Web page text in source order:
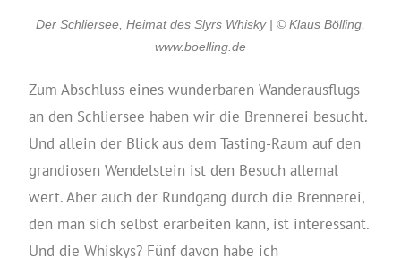
Der Schliersee, Heimat des Slyrs Whisky | © Klaus Bölling,
www.boelling.de
Zum Abschluss eines wunderbaren Wanderausflugs
an den Schliersee haben wir die Brennerei besucht.
Und allein der Blick aus dem Tasting-Raum auf den
grandiosen Wendelstein ist den Besuch allemal
wert. Aber auch der Rundgang durch die Brennerei,
den man sich selbst erarbeiten kann, ist interessant.
Und die Whiskys? Fünf davon habe ich